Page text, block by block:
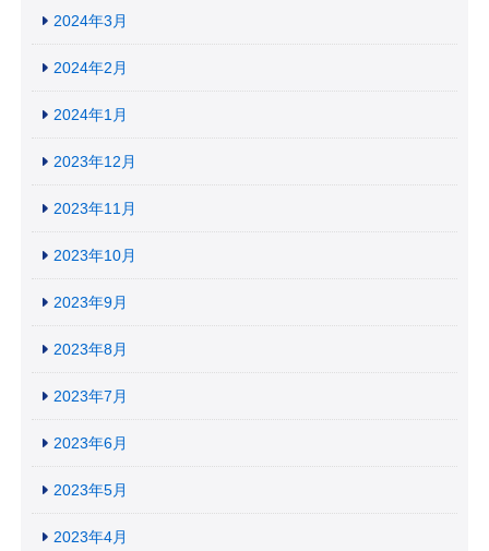
2024年3月
2024年2月
2024年1月
2023年12月
2023年11月
2023年10月
2023年9月
2023年8月
2023年7月
2023年6月
2023年5月
2023年4月